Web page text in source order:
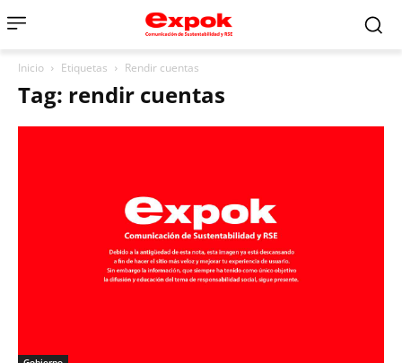
Inicio Etiquetas Rendir cuentas
Tag: rendir cuentas